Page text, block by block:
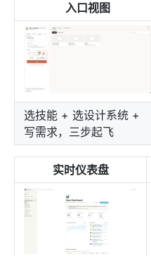
入口视图
选技能 + 选设计系统 +
写需求，三步起飞
实时仪表盘